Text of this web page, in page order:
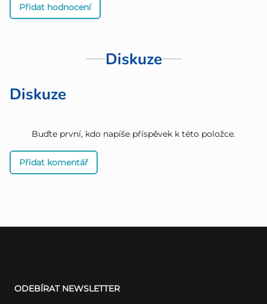
Přidat hodnocení
Diskuze
Diskuze
Buďte první, kdo napíše příspěvek k této položce.
Přidat komentář
ODEBÍRAT NEWSLETTER